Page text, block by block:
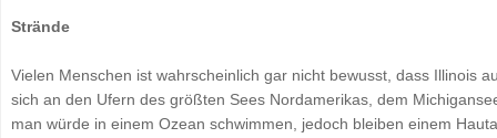
Strände
Vielen Menschen ist wahrscheinlich gar nicht bewusst, dass Illinois
sich an den Ufern des größten Sees Nordamerikas, dem
man würde in einem Ozean schwimmen, jedoch bleiben einem